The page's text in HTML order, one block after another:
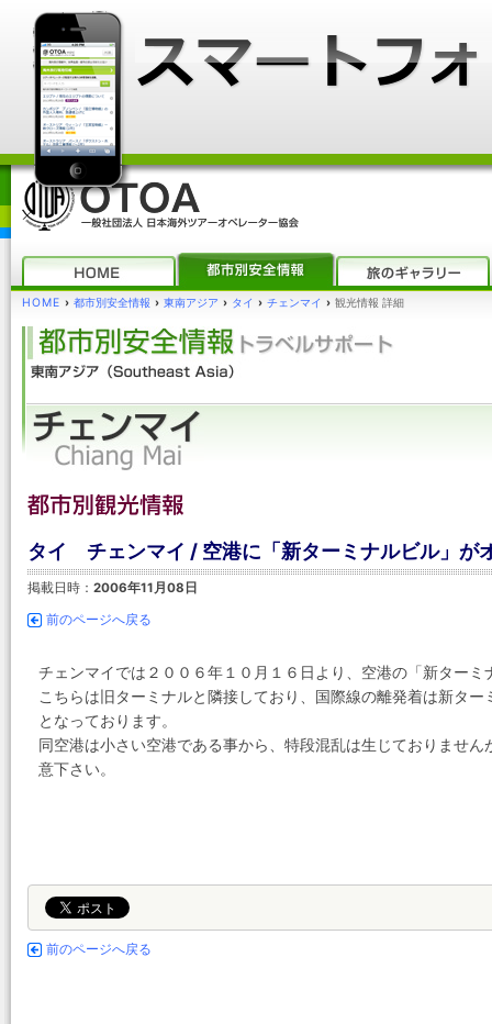
HOME › 都市別安全情報 › 東南アジア › タイ › チェンマイ › 観光情報 詳細
タイ チェンマイ / 空港に「新ターミナルビル」が
掲載日時： 2006年11月08日
前のページへ戻る
チェンマイでは２００６年１０月１６日より、空港の「新ター
こちらは旧ターミナルと隣接しており、国際線の離発着は新タ
となっております。
同空港は小さい空港である事から、特段混乱は生じておりませ
意下さい。
前のページへ戻る